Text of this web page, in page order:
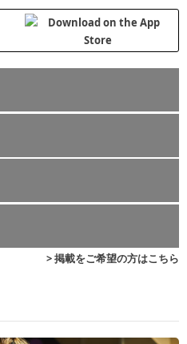
> 掲載をご希望の方はこちら